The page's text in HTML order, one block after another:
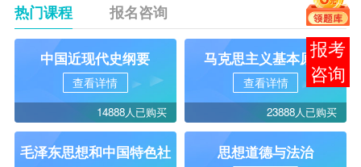
热门课程 报名咨询
中国近现代史纲要
查看详情
14888人已购买
马克思主义基本原理
查看详情
23888人已购买
毛泽东思想和中国特色社
思想道德与法治
报考
咨询